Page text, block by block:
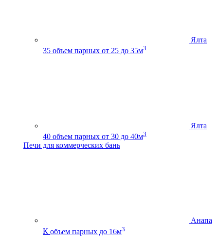
Ялта
35 объем парных от 25 до 35м3
Ялта
40 объем парных от 30 до 40м3
Печи для коммерческих бань
Анапа
К объем парных до 16м3